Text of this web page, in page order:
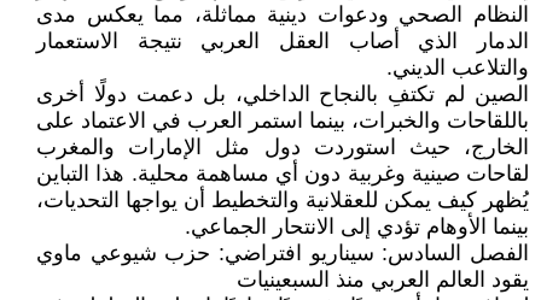
النظام الصحي ودعوات دينية مماثلة، مما يعكس مدى
الدمار الذي أصاب العقل العربي نتيجة الاستعمار
والتلاعب الديني.
الصين لم تكتفِ بالنجاح الداخلي، بل دعمت دولًا أخرى
باللقاحات والخبرات، بينما استمر العرب في الاعتماد على
الخارج، حيث استوردت دول مثل الإمارات والمغرب
لقاحات صينية وغربية دون أي مساهمة محلية. هذا التباين
يُظهر كيف يمكن للعقلانية والتخطيط أن يواجها التحديات،
بينما الأوهام تؤدي إلى الانتحار الجماعي.
الفصل السادس: سيناريو افتراضي: حزب شيوعي ماوي
يقود العالم العربي منذ السبعينيات